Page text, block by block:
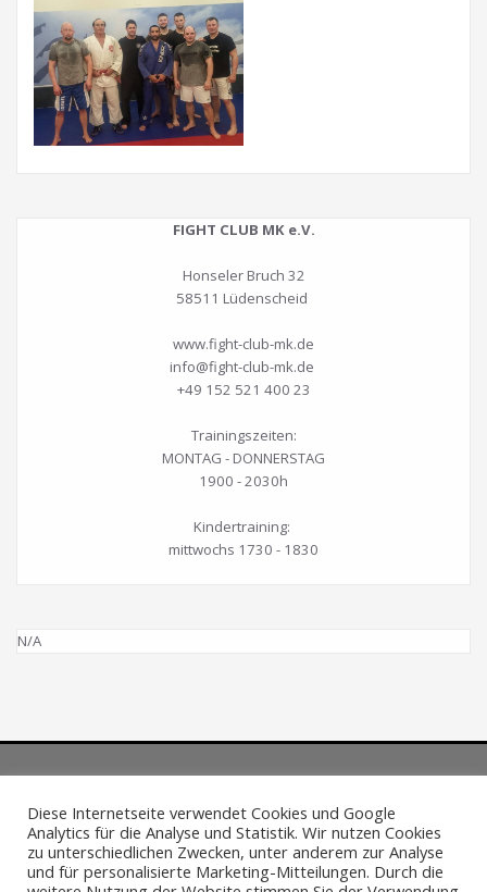
FIGHT CLUB MK e.V.
Honseler Bruch 32
58511 Lüdenscheid
www.fight-club-mk.de
info@fight-club-mk.de
+49 152 521 400 23
Trainingszeiten:
MONTAG - DONNERSTAG
1900 - 2030h
Kindertraining:
mittwochs 1730 - 1830
N/A
Impressum ·Datenschutzerklärung
Diese Internetseite verwendet Cookies und Google
Analytics für die Analyse und Statistik. Wir nutzen Cookies
zu unterschiedlichen Zwecken, unter anderem zur Analyse
und für personalisierte Marketing-Mitteilungen. Durch die